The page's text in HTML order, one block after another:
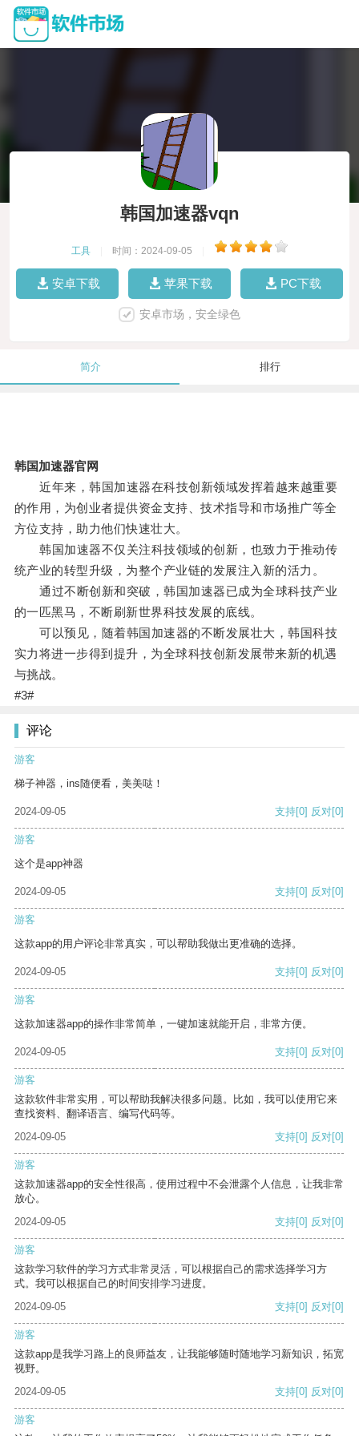
韩国加速器vqn
工具 时间：2024-09-05
安卓下载 苹果下载 PC下载
安卓市场，安全绿色
简介 排行
韩国加速器官网
近年来，韩国加速器在科技创新领域发挥着越来越重要
的作用，为创业者提供资金支持、技术指导和市场推广等全
方位支持，助力他们快速壮大。
韩国加速器不仅关注科技领域的创新，也致力于推动传
统产业的转型升级，为整个产业链的发展注入新的活力。
通过不断创新和突破，韩国加速器已成为全球科技产业
的一匹黑马，不断刷新世界科技发展的底线。
可以预见，随着韩国加速器的不断发展壮大，韩国科技
实力将进一步得到提升，为全球科技创新发展带来新的机遇
与挑战。
#3#
评论
游客
梯子神器，ins随便看，美美哒！
2024-09-05 支持[0] 反对[0]
游客
这个是app神器
2024-09-05 支持[0] 反对[0]
游客
这款app的用户评论非常真实，可以帮助我做出更准确的选择。
2024-09-05 支持[0] 反对[0]
游客
这款加速器app的操作非常简单，一键加速就能开启，非常方便。
2024-09-05 支持[0] 反对[0]
游客
这款软件非常实用，可以帮助我解决很多问题。比如，我可以使用它来
查找资料、翻译语言、编写代码等。
2024-09-05
支持[0] 反对[0]
游客
这款加速器app的安全性很高，使用过程中不会泄露个人信息，让我非常
放心。
2024-09-05
支持[0] 反对[0]
游客
这款学习软件的学习方式非常灵活，可以根据自己的需求选择学习方
式。我可以根据自己的时间安排学习进度。
2024-09-05
支持[0] 反对[0]
游客
这款app是我学习路上的良师益友，让我能够随时随地学习新知识，拓宽
视野。
2024-09-05
支持[0] 反对[0]
游客